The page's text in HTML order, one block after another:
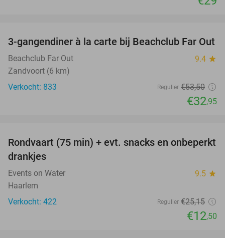
38%
3-gangendiner à la carte bij Beachclub Far Out
Beachclub Far Out 9.4 star
Zandvoort (6 km)
Verkocht: 833
Regulier €53,50
€32,95
50%
Rondvaart (75 min) + evt. snacks en onbeperkt
drankjes
Events on Water 9.5 star
Haarlem
Verkocht: 422
Regulier €25,15
€12,50